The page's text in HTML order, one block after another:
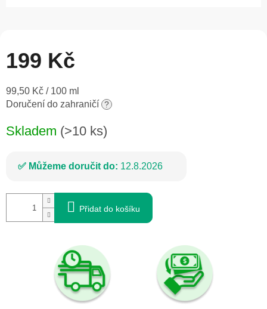
199 Kč
Měrná
cena:
99,50 Kč / 100 ml
Doručení do zahraničí ?
Skladem (>10 ks)
Můžeme doručit do: 12.8.2026
Přidat do košíku